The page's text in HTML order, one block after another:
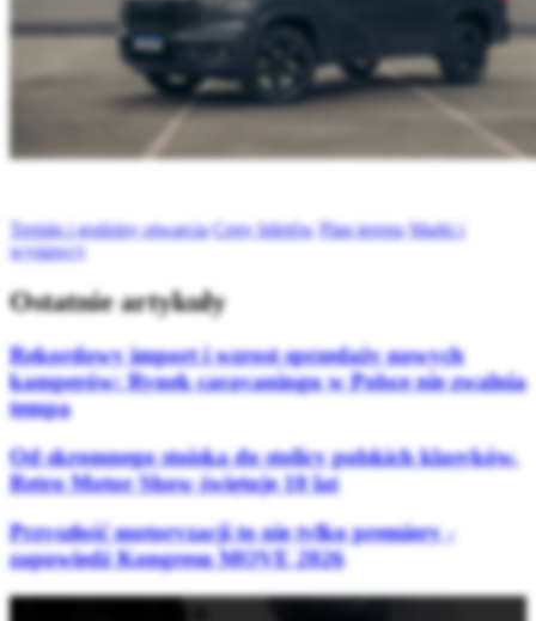
Termin i godziny otwarcia Ceny biletów Plan terenu Marki i
wystawcy
Ostatnie artykuły
Rekordowy import i wzrost sprzedaży nowych
kamperów: Rynek caravaningu w Polsce nie zwalnia
tempa
Od skromnego stoiska do stolicy polskich klasyków.
Retro Motor Show świętuje 10 lat
Przyszłość motoryzacji to nie tylko premiery -
zapowiedź Kongresu MOVE 2026
Bądź na bieżąco